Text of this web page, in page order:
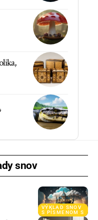
snov
VÝKLAD SNOV
S PÍSMENOM S